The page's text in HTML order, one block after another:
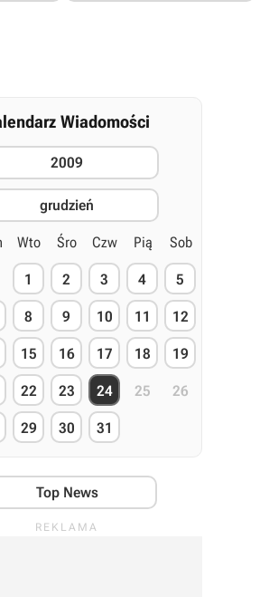
Wiadomości
2009
grudzień
Wto Śro Czw Pią Sob
1 2 3 4 5
8 9 10 11 12
15 16 17 18 19
22 23 24 25 26
29 30 31
Top News